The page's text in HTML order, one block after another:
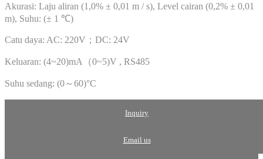
Akurasi: Laju aliran (1,0% ± 0,01 m / s), Level cairan (0,2% ± 0,01
m), Suhu: (± 1 ℃)
Catu daya: AC: 220V；DC: 24V
Keluaran: (4~20)mA（0~5)V , RS485
Suhu sedang: (0～60)°C
Inquiry
Email us